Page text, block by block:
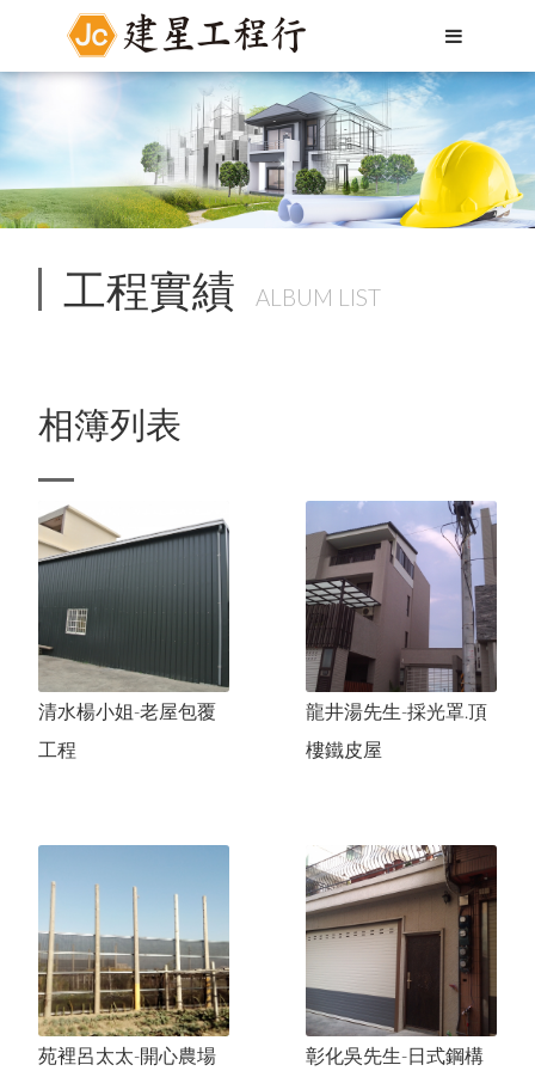
Menu
關於我們
服務項目
採光罩.玻璃屋
格柵
扶手.欄杆
門的系列
工程實績
太原路-坡道扶手欄杆
太
和
路
劉
先
生
-
玻
璃
採
光
罩
.
百
葉
窗
豐原陳先生-日式鋼構屋.格柵
文心路許先生-採光罩.鍛造大門
進
化
北
路
陳
先
生
-
採
光
罩
.
庭
園
格
聯絡我們
Language
中文
English
日文
한국어
工程實績 ALBUM LIST
相簿列表
清水楊小姐-老屋包覆
工程
龍井湯先生-採光罩.頂
樓鐵皮屋
苑裡呂太太-開心農場 彰化吳先生-日式鋼構